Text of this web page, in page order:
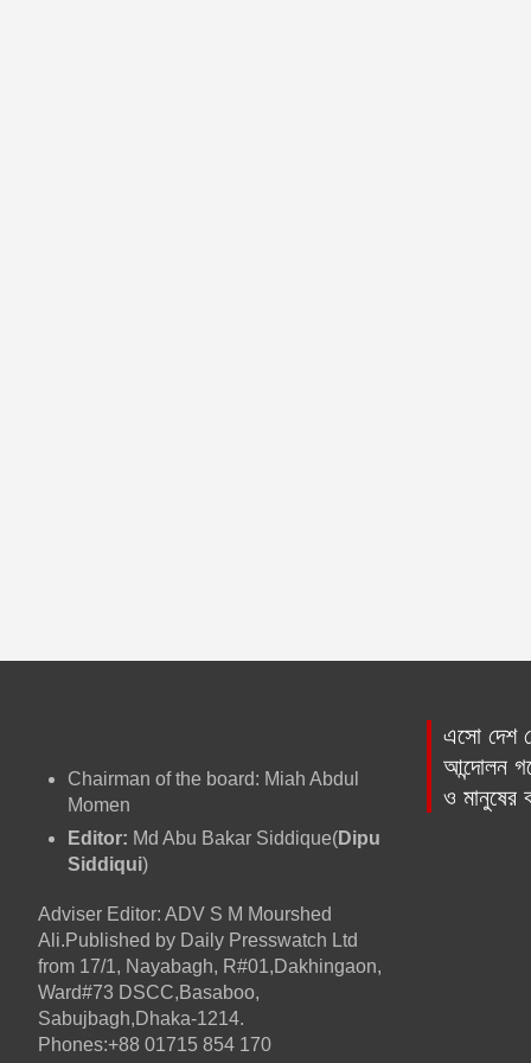
Chairman of the board: Miah Abdul
Momen
Editor: Md Abu Bakar Siddique(Dipu
Siddiqui)
Adviser Editor: ADV S M Mourshed
Ali.Published by Daily Presswatch Ltd
from 17/1, Nayabagh, R#01,Dakhingaon,
Ward#73 DSCC,Basaboo,
Sabujbagh,Dhaka-1214.
Phones:+88 01715 854 170
এসো দেশ
আন্দোলন
ও মানুষের